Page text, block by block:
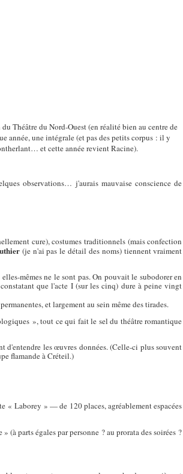
Théâtre du Nord-Ouest (en réalité bien au centre de
année, une intégrale (et pas des petits corpus : il y
et cette année revient Racine).
observations… j'aurais mauvaise conscience de
cure), costumes traditionnels (mais confection
(je n'ai pas le détail des noms) tiennent vraiment
mêmes ne le sont pas. On pouvait le subodorer en
que l'acte I (sur les cinq) dure à peine vingt
et largement au sein même des tirades.
», tout ce qui fait le sel du théâtre romantique
d'entendre les œuvres données. (Celle-ci plus souvent
flamande à Créteil.)
« Laborey » — de 120 places, agréablement espacées
(à parts égales par personne ? au prorata des soirées ?